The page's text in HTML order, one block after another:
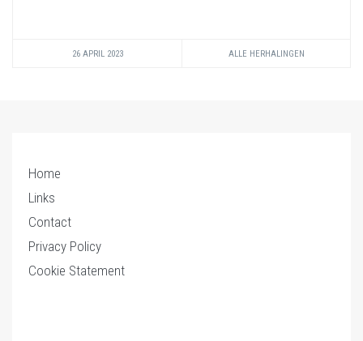
26 APRIL 2023 ALLE HERHALINGEN
Home
Links
Contact
Privacy Policy
Cookie Statement